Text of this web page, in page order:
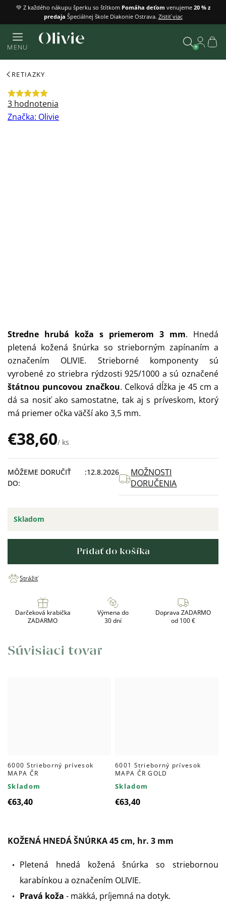
Prejsť
obsah
💚 Z každého nákupu šperku so štítkom Pomáha deťom venujeme 20 % z
predaja Špeciálnej škole Diakonie Ostrava. Zistiť viac
MENU
RETIAZKY
Priemerné
hodnotenie
3 hodnotenia
Značka: Olivie
€38,60/ ks
Jednotková
cena:
Skladom
MÔŽEME DORUČIŤ
DO:
12.8.2026
MOŽNOSTI
DORUČENIA
Pridať do košíka
Stredne hrubá koža s priemerom 3 mm. Hnedá
pletená kožená šnúrka so strieborným zapínaním a
označením OLIVIE. Strieborné komponenty sú
vyrobené zo striebra rýdzosti 925/1000 a sú označené
štátnou puncovou značkou. Celková dĺžka je 45 cm a
dá sa nosiť ako samostatne, tak aj s príveskom, ktorý
má priemer očka väčší ako 3,5 mm.
Strážiť
Darčeková krabička
ZADARMO
Výmena do
30 dní
Doprava ZADARMO
od 100 €
Súvisiaci tovar
6000 Strieborný prívesok
MAPA ČR
Skladom
€63,40
6001 Strieborný prívesok
MAPA ČR GOLD
Skladom
€63,40
KOŽENÁ HNEDÁ ŠNÚRKA 45 cm, hr. 3 mm
Pletená hnedá kožená šnúrka so striebornou
karabínkou a označením OLIVIE.
Pravá koža - mäkká, príjemná na dotyk.